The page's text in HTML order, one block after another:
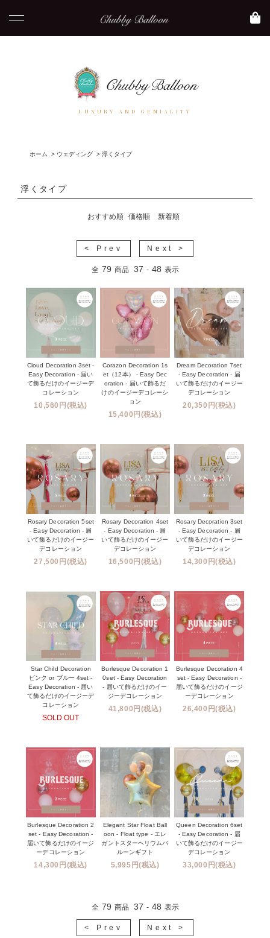
LUXURY AND GENIALITY
ホーム > ウェディング >浮くタイプ
浮くタイプ
おすすめ順 価格順 新着順
< Prev Next >
全 79 商品 37 - 48 表示
Cloud Decoration 3set -
Easy Decoration - 届い
て飾るだけのイージーデ
コレーション
10,560円(税込)
Corazon Decoration 1s
et（12本） - Easy Dec
oration - 届いて飾るだ
けのイージーデコレーシ
ョン
15,400円(税込)
Dream Decoration 7set
- Easy Decoration - 届
いて飾るだけのイージー
デコレーション
20,350円(税込)
Rosary Decoration 5set
- Easy Decoration - 届
いて飾るだけのイージー
デコレーション
27,500円(税込)
Rosary Decoration 4set
- Easy Decoration - 届
いて飾るだけのイージー
デコレーション
16,500円(税込)
Rosary Decoration 3set
- Easy Decoration - 届
いて飾るだけのイージー
デコレーション
14,300円(税込)
Star Child Decoration
ピンク or ブルー 4set -
Easy Decoration - 届い
て飾るだけのイージーデ
コレーション
SOLD OUT
Burlesque Decoration 1
0set - Easy Decoration
- 届いて飾るだけのイー
ジーデコレーション
41,800円(税込)
Burlesque Decoration 4
set - Easy Decoration -
届いて飾るだけのイージ
ーデコレーション
26,400円(税込)
Burlesque Decoration 2
set - Easy Decoration -
届いて飾るだけのイージ
ーデコレーション
14,300円(税込)
Elegant Star Float Ball
oon - Float type - エレ
ガントスターヘリウムバ
ルーンギフト
5,995円(税込)
Queen Decoration 6set
- Easy Decoration - 届
いて飾るだけのイージー
デコレーション
33,000円(税込)
全 79 商品 37 - 48 表示
< Prev Next >